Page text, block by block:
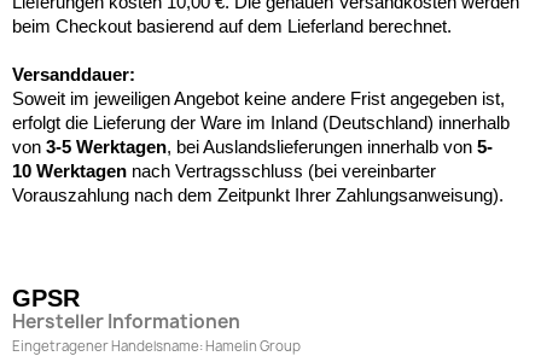
beim Checkout basierend auf dem Lieferland berechnet.
Versanddauer:
Soweit im jeweiligen Angebot keine andere Frist angegeben ist,
erfolgt die Lieferung der Ware im Inland (Deutschland) innerhalb
von 3-5 Werktagen, bei Auslandslieferungen innerhalb von 5-
10 Werktagen nach Vertragsschluss (bei vereinbarter
Vorauszahlung nach dem Zeitpunkt Ihrer Zahlungsanweisung).
GPSR
Hersteller Informationen
Eingetragener Handelsname: Hamelin Group